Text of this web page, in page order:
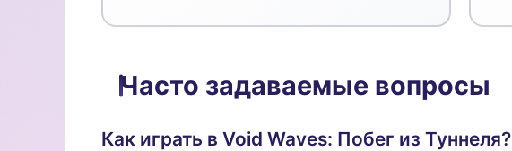
Часто задаваемые вопросы
Как играть в Void Waves: Побег из Туннеля?